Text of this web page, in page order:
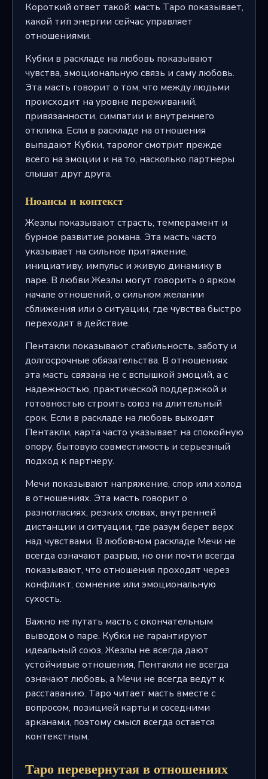
Короткий ответ такой: масть Таро показывает,
какой тип энергии сейчас управляет
отношениями.
Кубки в раскладе на любовь показывают
чувства, эмоциональную связь и саму любовь.
Эта масть говорит о том, что между людьми
происходит на уровне переживаний,
привязанности, симпатии и внутреннего
отклика. Если в раскладе на отношения
выпадают Кубки, таролог смотрит прежде
всего на эмоции и на то, насколько партнеры
слышат друг друга.
Нюансы и контекст
Жезлы показывают страсть, темперамент и
бурное развитие романа. Эта масть часто
указывает на сильное притяжение,
инициативу, импульс и живую динамику в
паре. В любви Жезлы могут говорить о ярком
начале отношений, о сильном желании
сближения или о ситуации, где чувства быстро
переходят в действие.
Пентакли показывают стабильность, заботу и
долгосрочные обязательства. В отношениях
эта масть связана не с вспышкой эмоций, а с
надежностью, практической поддержкой и
готовностью строить союз на длительный
срок. Если в раскладе на любовь выходят
Пентакли, карта часто указывает на спокойную
опору, бытовую совместимость и серьезный
подход к партнеру.
Мечи показывают напряжение, спор или холод
в отношениях. Эта масть говорит о
разногласиях, резких словах, внутренней
дистанции и ситуации, где разум берет верх
над чувствами. В любовном раскладе Мечи не
всегда означают разрыв, но они почти всегда
показывают, что отношения проходят через
конфликт, сомнение или эмоциональную
сухость.
Важно не путать масть с окончательным
выводом о паре. Кубки не гарантируют
идеальный союз, Жезлы не всегда дают
устойчивые отношения, Пентакли не всегда
означают любовь, а Мечи не всегда ведут к
расставанию. Таро читает масть вместе с
вопросом, позицией карты и соседними
арканами, поэтому смысл всегда остается
контекстным.
Таро перевернутая в отношениях